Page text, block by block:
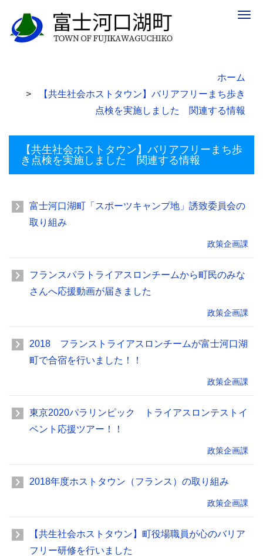
ホーム
【共生社会ホストタウン】バリアフリーまち歩き
点検を実施しました 関連する情報
【共生社会ホストタウン】バリアフリーまち歩
き点検を実施しました 関連する情報
富士河口湖町「スポーツキャンプ地」誘致委員会の
取り組み
政策企画課
フランスパラトライアスロンチームから町民のみな
さんへ応援動画が届きました
政策企画課
2018 フランストライアスロンチームが富士河口湖
町で合宿を行いました！！
政策企画課
東京2020パラリンピック トライアスロンテストイ
ベント応援ツアー！！
政策企画課
2018年度ホストタウン（フランス）の取り組み
政策企画課
【共生社会ホストタウン】町役場職員が心のバリア
フリー研修を行いました